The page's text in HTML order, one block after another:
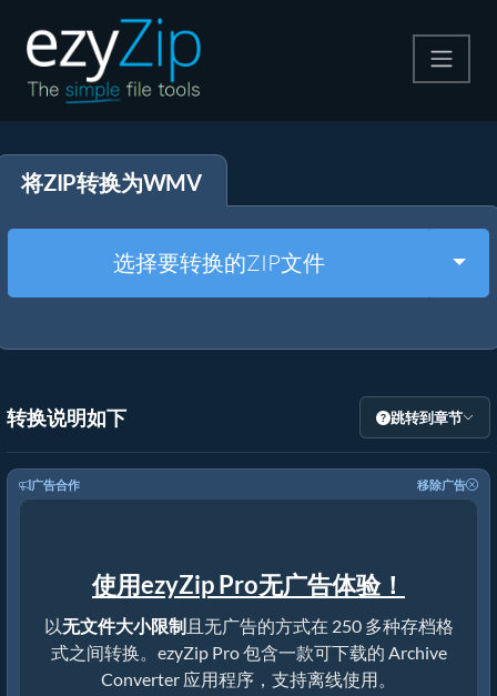
解压
其他工具
将ZIP转换为WMV
选择要转换的ZIP文件
转换说明如下 跳转到章节
广告合作 移除广告
使用ezyZip Pro无广告体验！
以无文件大小限制且无广告的方式在 250 多种存档格
式之间转换。ezyZip Pro 包含一款可下载的 Archive
Converter 应用程序，支持离线使用。